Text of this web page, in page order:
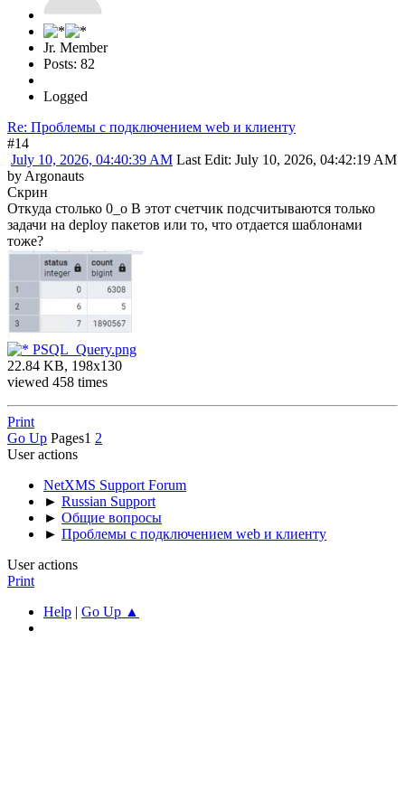
Jr. Member
Posts: 82
Logged
Re: Проблемы с подключением web и клиенту
#14
July 10, 2026, 04:40:39 AM Last Edit: July 10, 2026, 04:42:19 AM
by Argonauts
Скрин
Откуда столько 0_о В этот счетчик подсчитываются только
задачи на deploy пакетов или то, что отдается шаблонами
тоже?
PSQL_Query.png
22.84 KB, 198x130
viewed 458 times
Print
Go Up Pages1 2
User actions
NetXMS Support Forum
► Russian Support
► Общие вопросы
► Проблемы с подключением web и клиенту
User actions
Print
Help
Go Up ▲